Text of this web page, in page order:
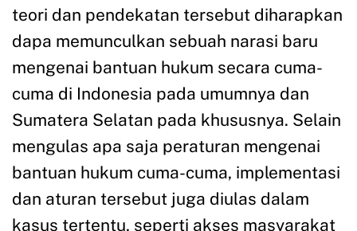
teori dan pendekatan tersebut diharapkan
dapa memunculkan sebuah narasi baru
mengenai bantuan hukum secara cuma-
cuma di Indonesia pada umumnya dan
Sumatera Selatan pada khususnya. Selain
mengulas apa saja peraturan mengenai
bantuan hukum cuma-cuma, implementasi
dan aturan tersebut juga diulas dalam
kasus tertentu, seperti akses masyarakat